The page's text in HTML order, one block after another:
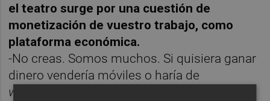
el teatro surge por una cuestión de
monetización de vuestro trabajo, como
plataforma económica.
-No creas. Somos muchos. Si quisiera ganar
dinero vendería móviles o haría de
webcammer